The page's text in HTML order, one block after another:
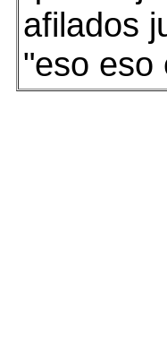
afilados
"eso eso